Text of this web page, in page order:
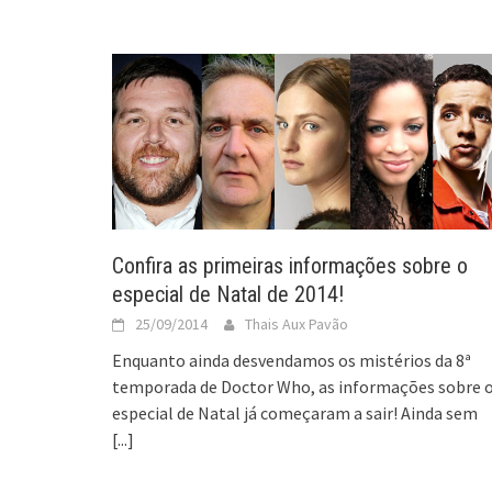
Confira as primeiras informações sobre o
especial de Natal de 2014!
25/09/2014 Thais Aux Pavão
Enquanto ainda desvendamos os mistérios da 8ª
temporada de Doctor Who, as informações sobre
especial de Natal já começaram a sair! Ainda sem
[...]